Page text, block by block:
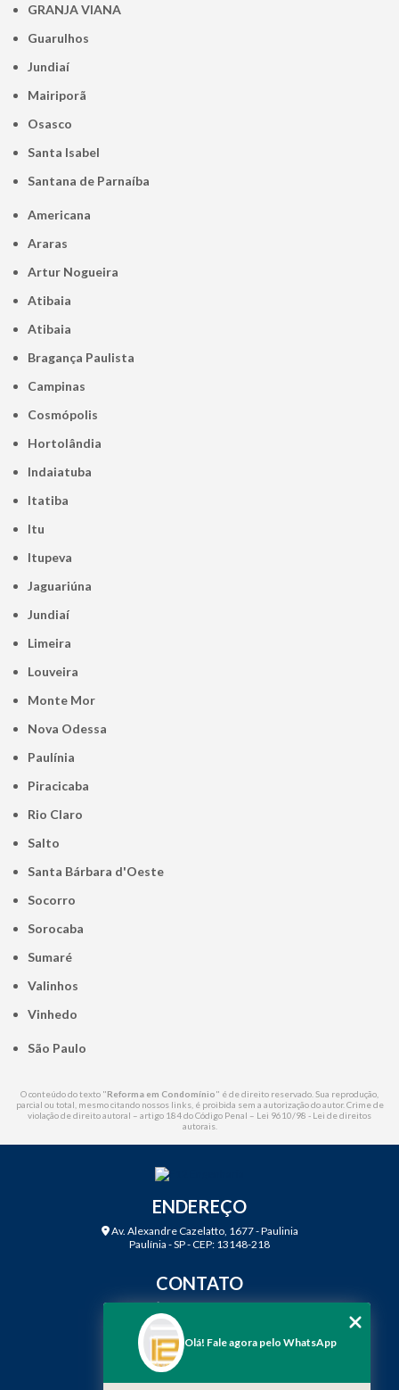
GRANJA VIANA
Guarulhos
Jundiaí
Mairiporã
Osasco
Santa Isabel
Santana de Parnaíba
Americana
Araras
Artur Nogueira
Atibaia
Atibaia
Bragança Paulista
Campinas
Cosmópolis
Hortolândia
Indaiatuba
Itatiba
Itu
Itupeva
Jaguariúna
Jundiaí
Limeira
Louveira
Monte Mor
Nova Odessa
Paulínia
Piracicaba
Rio Claro
Salto
Santa Bárbara d'Oeste
Socorro
Sorocaba
Sumaré
Valinhos
Vinhedo
São Paulo
O conteúdo do texto "Reforma em Condomínio" é de direito reservado. Sua reprodução,
parcial ou total, mesmo citando nossos links, é proibida sem a autorização do autor. Crime de
violação de direito autoral – artigo 184 do Código Penal – Lei 9610/98 - Lei de direitos
autorais.
ENDEREÇO
Av. Alexandre Cazelatto, 1677 - Paulinia
Paulínia - SP - CEP: 13148-218
CONTATO
(19) 3888-2923
(19) 99968-7979
contato@f12engenharia.com.br
Olá! Fale agora pelo WhatsApp